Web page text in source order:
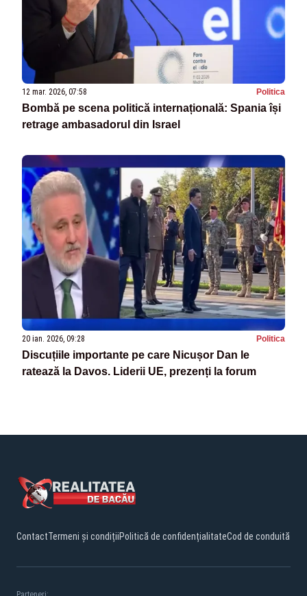
12 mar. 2026, 07:58 Politica
Bombă pe scena politică internațională: Spania își
retrage ambasadorul din Israel
20 ian. 2026, 09:28 Politica
Discuțiile importante pe care Nicușor Dan le
ratează la Davos. Liderii UE, prezenți la forum
ContactTermeni și condițiiPolitică de confidențialitateCod de conduită